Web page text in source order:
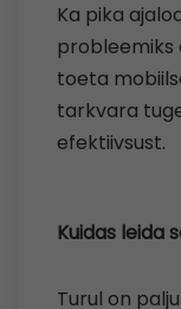
Ka pika
probleemiks
toeta
tarkvara
efektiivsust.
Kuidas leida
Turul on